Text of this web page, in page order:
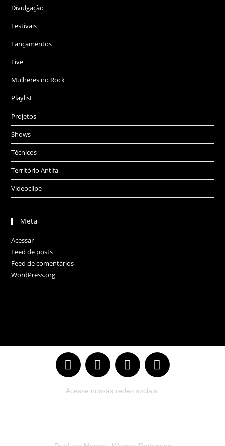
Divulgação
Festivais
Lançamentos
Live
Mulheres no Rock
Playlist
Projetos
Shows
Técnicos
Território Antifa
Videoclipe
Meta
Acessar
Feed de posts
Feed de comentários
WordPress.org
Acesse nossas redes sociais.